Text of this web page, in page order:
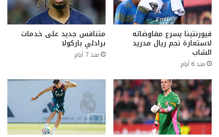
فيورنتينا يسرع مفاوضاته
لاستعارة نجم ريال مدريد
الشاب
منذ 6 أيام
متنافس جديد على خدمات
برادلي باركولا
منذ 7 أيام